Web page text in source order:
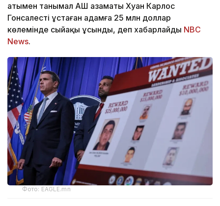
атымен танымал АҚШ азаматы Хуан Карлос
Гонсалесті ұстаған адамға 25 млн доллар
көлемінде сыйақы ұсынды, деп хабарлайды NBC
News.
Фото: EAGLE.mn